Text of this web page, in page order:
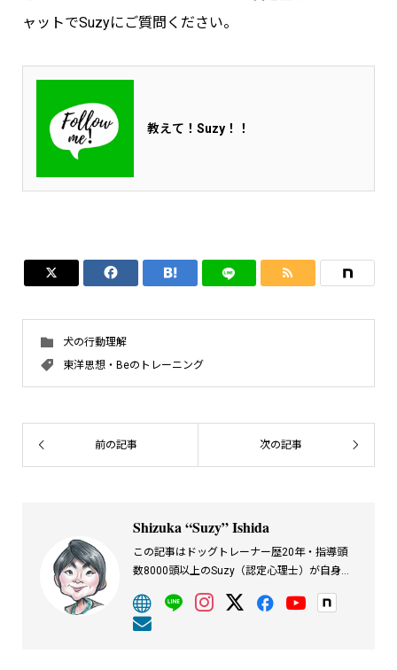
ャットでSuzyにご質問ください。
教えて！Suzy！！
   
犬の行動理解
東洋思想・Beのトレーニング
前の記事 次の記事
Shizuka “Suzy” Ishida
この記事はドッグトレーナー歴20年・指導頭
数8000頭以上のSuzy（認定心理士）が自身の